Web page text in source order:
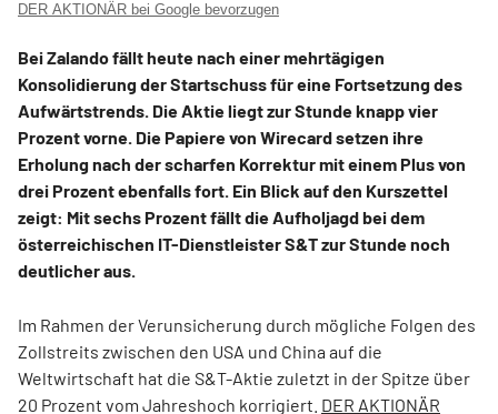
DER AKTIONÄR bei Google bevorzugen
Bei Zalando fällt heute nach einer mehrtägigen
Konsolidierung der Startschuss für eine Fortsetzung des
Aufwärtstrends. Die Aktie liegt zur Stunde knapp vier
Prozent vorne. Die Papiere von Wirecard setzen ihre
Erholung nach der scharfen Korrektur mit einem Plus von
drei Prozent ebenfalls fort. Ein Blick auf den Kurszettel
zeigt: Mit sechs Prozent fällt die Aufholjagd bei dem
österreichischen IT-Dienstleister S&T zur Stunde noch
deutlicher aus.
Im Rahmen der Verunsicherung durch mögliche Folgen des
Zollstreits zwischen den USA und China auf die
Weltwirtschaft hat die S&T-Aktie zuletzt in der Spitze über
20 Prozent vom Jahreshoch korrigiert. DER AKTIONÄR